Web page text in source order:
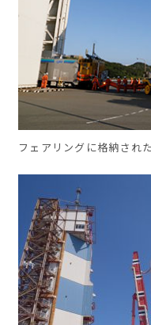
フェアリングに格納され